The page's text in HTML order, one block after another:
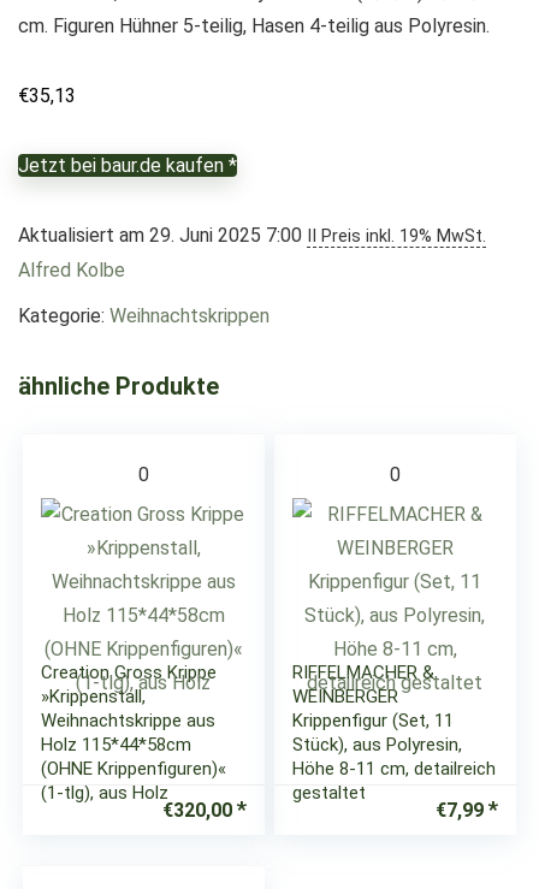
cm. Figuren Hühner 5-teilig, Hasen 4-teilig aus Polyresin.
€35,13
Jetzt bei baur.de kaufen *
Aktualisiert am 29. Juni 2025 7:00 II Preis inkl. 19% MwSt.
Alfred Kolbe
Kategorie: Weihnachtskrippen
ähnliche Produkte
0
Creation Gross Krippe
»Krippenstall,
Weihnachtskrippe aus
Holz 115*44*58cm
(OHNE Krippenfiguren)«
(1-tlg), aus Holz
€320,00
0
RIFFELMACHER &
WEINBERGER
Krippenfigur (Set, 11
Stück), aus Polyresin,
Höhe 8-11 cm, detailreich
gestaltet
€7,99